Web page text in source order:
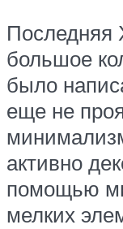
Последняя
большое
было
еще не
активно
помощью
мелких